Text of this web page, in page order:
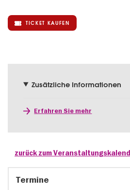
TICKET KAUFEN
Zusätzliche Informationen
Erfahren Sie mehr
zurück zum
Termine